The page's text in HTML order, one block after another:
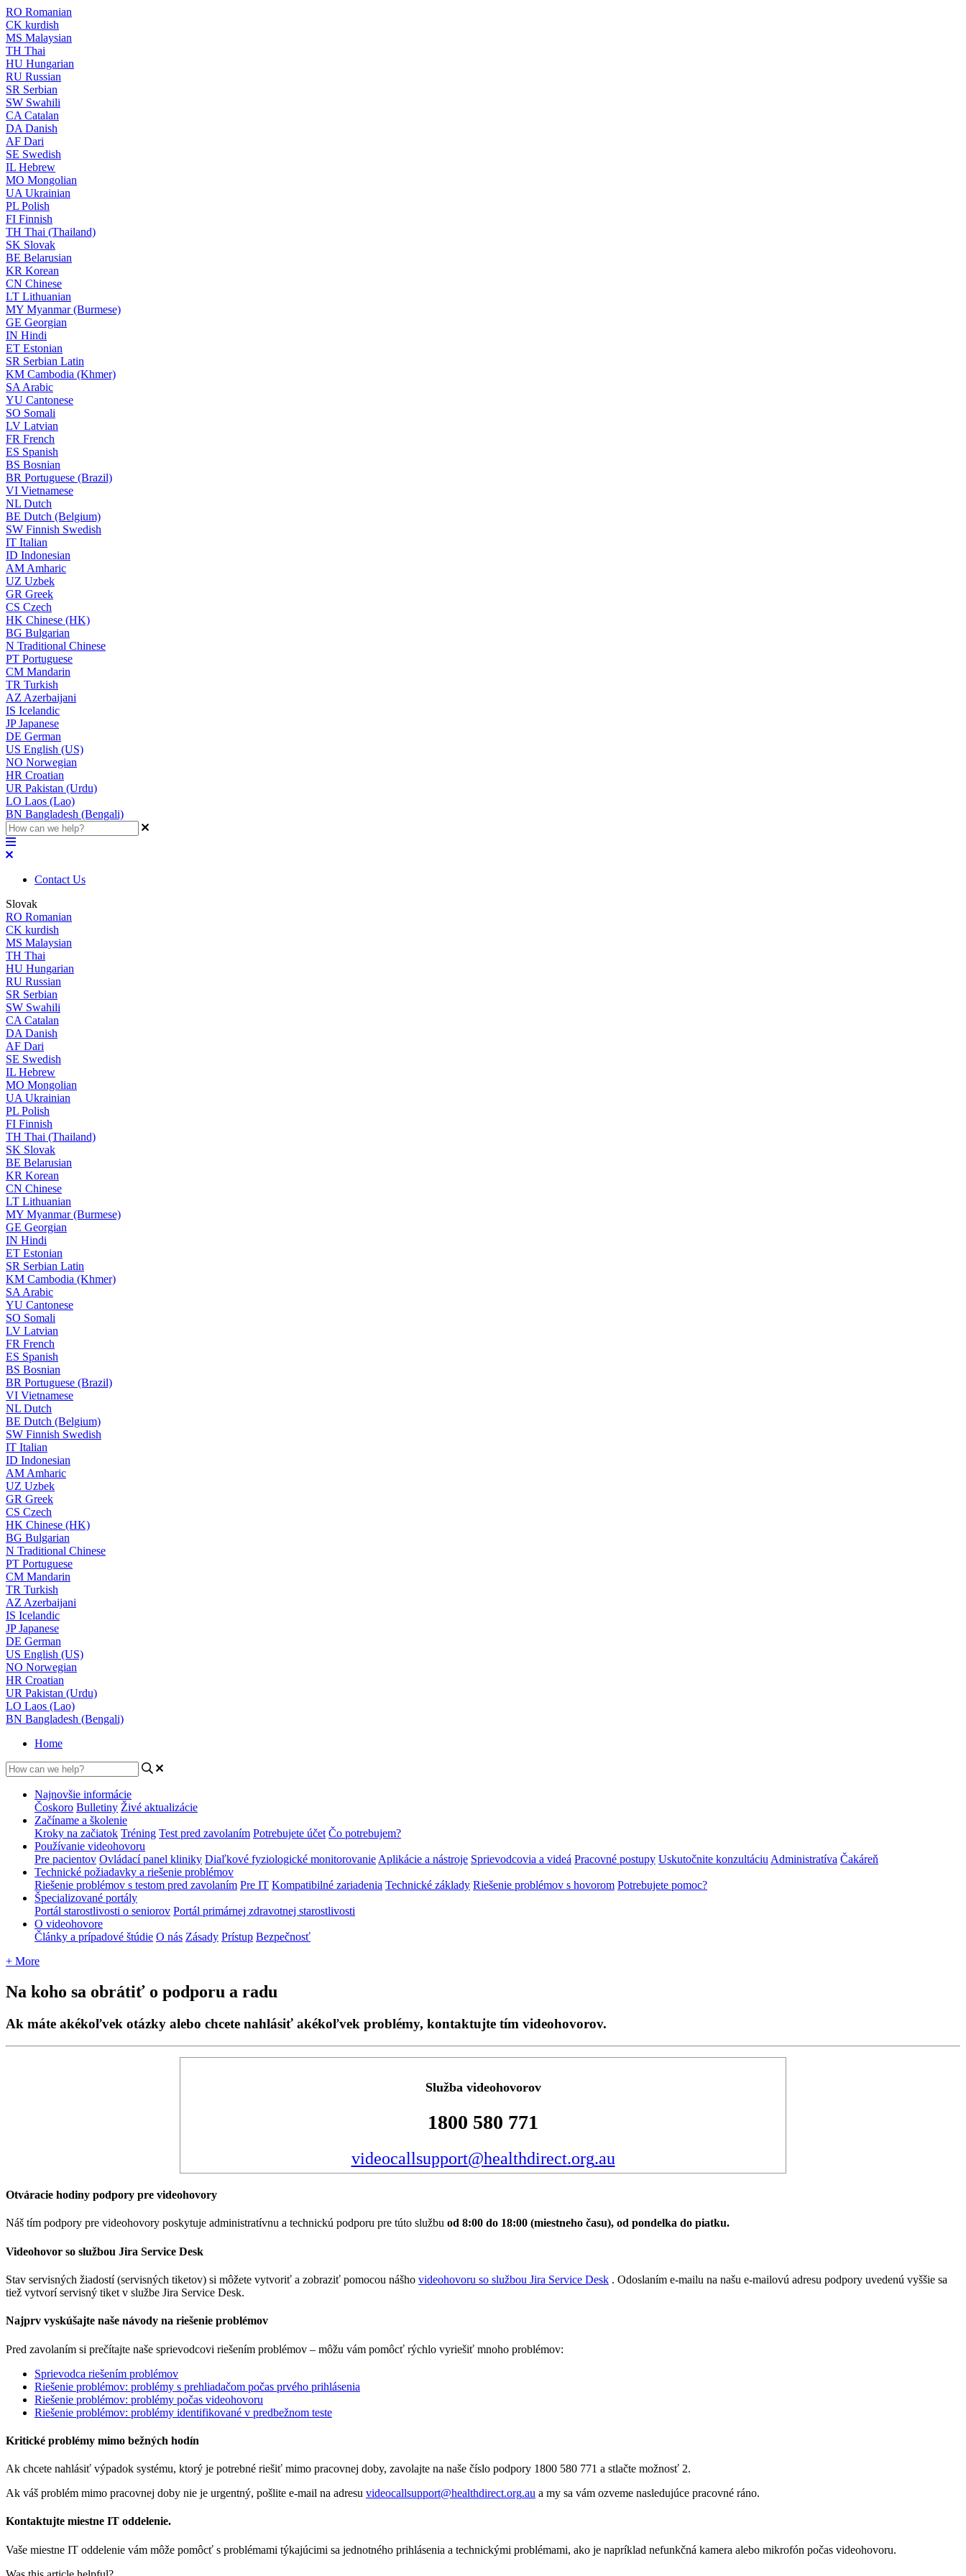
RO Romanian
CK kurdish
MS Malaysian
TH Thai
HU Hungarian
RU Russian
SR Serbian
SW Swahili
CA Catalan
DA Danish
AF Dari
SE Swedish
IL Hebrew
MO Mongolian
UA Ukrainian
PL Polish
FI Finnish
TH Thai (Thailand)
SK Slovak
BE Belarusian
KR Korean
CN Chinese
LT Lithuanian
MY Myanmar (Burmese)
GE Georgian
IN Hindi
ET Estonian
SR Serbian Latin
KM Cambodia (Khmer)
SA Arabic
YU Cantonese
SO Somali
LV Latvian
FR French
ES Spanish
BS Bosnian
BR Portuguese (Brazil)
VI Vietnamese
NL Dutch
BE Dutch (Belgium)
SW Finnish Swedish
IT Italian
ID Indonesian
AM Amharic
UZ Uzbek
GR Greek
CS Czech
HK Chinese (HK)
BG Bulgarian
N Traditional Chinese
PT Portuguese
CM Mandarin
TR Turkish
AZ Azerbaijani
IS Icelandic
JPJapanese
DE German
US English (US)
NO Norwegian
HR Croatian
UR Pakistan (Urdu)
LO Laos (Lao)
BN Bangladesh (Bengali)
Contact Us
Slovak
RO Romanian
CK kurdish
MS Malaysian
TH Thai
HU Hungarian
RU Russian
SR Serbian
SW Swahili
CA Catalan
DA Danish
AF Dari
SE Swedish
IL Hebrew
MO Mongolian
UA Ukrainian
PL Polish
FI Finnish
TH Thai (Thailand)
SK Slovak
BE Belarusian
KR Korean
CN Chinese
LT Lithuanian
MY Myanmar (Burmese)
GE Georgian
IN Hindi
ET Estonian
SR Serbian Latin
KM Cambodia (Khmer)
SA Arabic
YU Cantonese
SO Somali
LV Latvian
FR French
ES Spanish
BS Bosnian
BR Portuguese (Brazil)
VI Vietnamese
NL Dutch
BE Dutch (Belgium)
SW Finnish Swedish
IT Italian
ID Indonesian
AM Amharic
UZ Uzbek
GR Greek
CS Czech
HK Chinese (HK)
BG Bulgarian
N Traditional Chinese
PT Portuguese
CM Mandarin
TR Turkish
AZ Azerbaijani
IS Icelandic
JPJapanese
DE German
US English (US)
NO Norwegian
HR Croatian
UR Pakistan (Urdu)
LO Laos (Lao)
BN Bangladesh (Bengali)
Home
Najnovšie informácie
Čoskoro Bulletiny Živé aktualizácie
Začíname a školenie
Kroky na začiatok Tréning Test pred zavolaním Potrebujete účet Čo potrebujem?
Používanie videohovoru
Pre pacientov Ovládací panel kliniky Diaľkové fyziologické monitorovanie Aplikácie a nástroje Sprievodcovia a videá Pracovné postupy Uskutočnite konzultáciu Administratíva Čakáreň
Technické požiadavky a riešenie problémov
Riešenie problémov s testom pred zavolaním Pre IT Kompatibilné zariadenia Technické základy Riešenie problémov s hovorom Potrebujete pomoc?
Špecializované portály
Portál starostlivosti o seniorov Portál primárnej zdravotnej starostlivosti
O videohovore
Články a prípadové štúdie O nás Zásady Prístup Bezpečnosť
+ More
Na koho sa obrátiť o podporu a radu
Ak máte akékoľvek otázky alebo chcete nahlásiť akékoľvek problémy, kontaktujte tím videohovorov.
Služba videohovorov
1800 580 771
videocallsupport@healthdirect.org.au
Otváracie hodiny podpory pre videohovory
Náš tím podpory pre videohovory poskytuje administratívnu a technickú podporu pre túto službu od 8:00 do 18:00 (miestneho času), od pondelka do piatku.
Videohovor so službou Jira Service Desk
Stav servisných žiadostí (servisných tiketov) si môžete vytvoriť a zobraziť pomocou nášho videohovoru so službou Jira Service Desk . Odoslaním e-mailu na našu e-mailovú adresu podpory uvedenú vyššie sa
tiež vytvorí servisný tiket v službe Jira Service Desk.
Najprv vyskúšajte naše návody na riešenie problémov
Pred zavolaním si prečítajte naše sprievodcovi riešením problémov – môžu vám pomôcť rýchlo vyriešiť mnoho problémov:
Sprievodca riešením problémov
Riešenie problémov: problémy s prehliadačom počas prvého prihlásenia
Riešenie problémov: problémy počas videohovoru
Riešenie problémov: problémy identifikované v predbežnom teste
Kritické problémy mimo bežných hodín
Ak chcete nahlásiť výpadok systému, ktorý je potrebné riešiť mimo pracovnej doby, zavolajte na naše číslo podpory 1800 580 771 a stlačte možnosť 2.
Ak váš problém mimo pracovnej doby nie je urgentný, pošlite e-mail na adresu videocallsupport@healthdirect.org.au a my sa vám ozveme nasledujúce pracovné ráno.
Kontaktujte miestne IT oddelenie.
Vaše miestne IT oddelenie vám môže pomôcť s problémami týkajúcimi sa jednotného prihlásenia a technickými problémami, ako je napríklad nefunkčná kamera alebo mikrofón počas videohovoru.